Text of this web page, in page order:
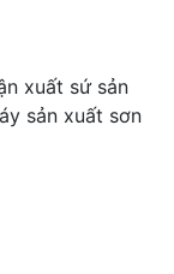
xuất sứ sản
sản xuất sơn